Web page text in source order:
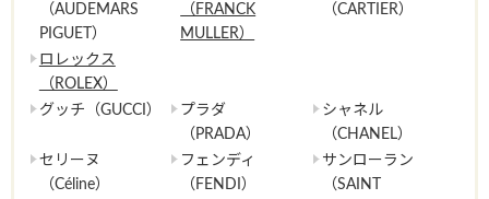
（AUDEMARS
PIGUET）
（FRANCK
MULLER）
（CARTIER）
ロレックス
（ROLEX）
グッチ（GUCCI）
プラダ
（PRADA）
シャネル
（CHANEL）
セリーヌ
（Céline）
フェンディ
（FENDI）
サンローラン
（SAINT